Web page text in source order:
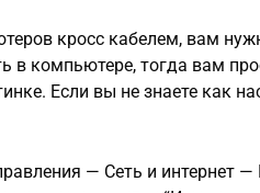
кросс кабелем, вам
в компьютере, тогда вам
Если вы не знаете как
— Сеть и интернет —